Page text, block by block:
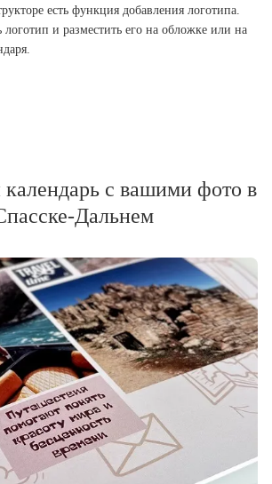
есть функция добавления логотипа.
и разместить его на обложке или на
с вашими фото в
Дальнем